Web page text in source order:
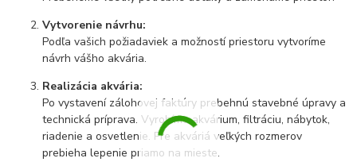
Vytvorenie návrhu:
Podľa vašich požiadaviek a možností priestoru vytvoríme
návrh vášho akvária.
Realizácia akvária:
Po vystavení zálohovej faktúry prebehnú stavebné úpravy a
technická príprava. Vyrobíme akvárium, filtráciu, nábytok,
riadenie a osvetlenie. Pre akváriá veľkých rozmerov
prebieha lepenie priamo na mieste.